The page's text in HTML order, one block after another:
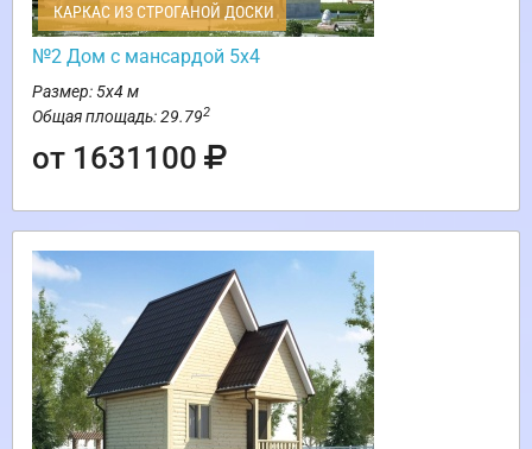
КАРКАС ИЗ СТРОГАНОЙ ДОСКИ
№2 Дом с мансардой 5х4
Размер: 5х4 м
Общая площадь: 29.792
от 1631100